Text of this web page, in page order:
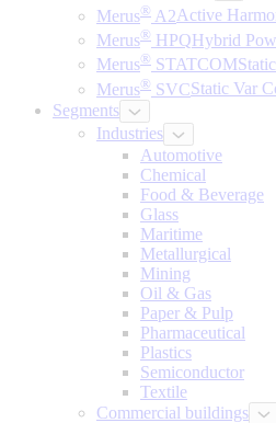
Merus® A2Active
Merus® HPQHybrid
Merus® STATCOM
Merus® SVCStatic Var
Segments
Industries
Automotive
Chemical
Food & Beverage
Glass
Maritime
Metallurgical
Mining
Oil & Gas
Paper & Pulp
Pharmaceutical
Plastics
Semiconductor
Textile
Commercial buildings